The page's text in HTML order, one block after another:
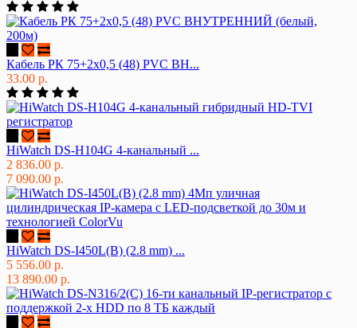
Кабель РК 75+2х0,5 (48) PVC ВН...
33.00 р.
HiWatch DS-H104G 4-канальный ...
2 836.00 р.
7 090.00 р.
HiWatch DS-I450L(B) (2.8 mm) ...
5 556.00 р.
13 890.00 р.